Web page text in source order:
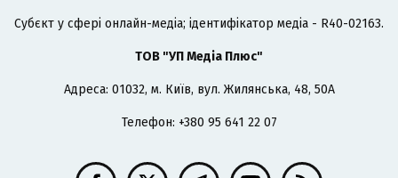
Cубєкт у сфері онлайн-медіа; ідентифікатор медіа - R40-02163.
ТОВ "УП Медіа Плюс"
Адреса: 01032, м. Київ, вул. Жилянська, 48, 50А
Телефон: +380 95 641 22 07